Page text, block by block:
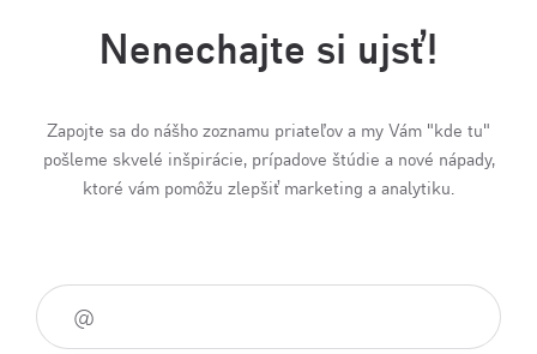
Nenechajte si ujsť!
Zapojte sa do nášho zoznamu priateľov a my Vám "kde tu"
pošleme skvelé inšpirácie, prípadove štúdie a nové nápady,
ktoré vám pomôžu zlepšiť marketing a analytiku.